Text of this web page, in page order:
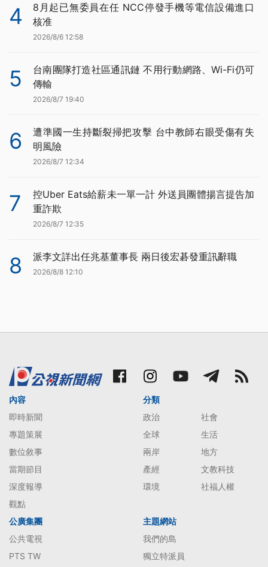
4
8月起已無委員在任 NCC停發手機等電信設備進口
核准
2026/8/6 12:58
5
台南團隊打造社區通訊鏈 不用行動網路、Wi-Fi仍可
傳輸
2026/8/7 19:40
6
遭準國一生持斷裂掃把攻擊 台中教師右眼受傷有失
明風險
2026/8/7 12:34
7
控Uber Eats給薪未一單一計 外送員團體揚言提告加
重詐欺
2026/8/7 12:35
8 派李文詳出任兆基董事長 兩日後宏碁發重訊辭職
2026/8/8 12:10
內容
即時新聞
專題策展
數位敘事
當期節目
深度報導
觀點
分類
政治
社會
全球
生活
兩岸
地方
產經
文教科技
環境
社福人權
公廣集團
公共電視
PTS TW
主題網站
我們的島
獨立特派員